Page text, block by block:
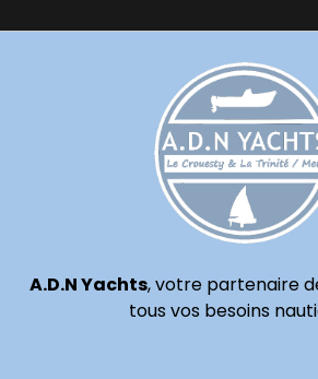
A.D.N Yachts, votre partenaire
tous vos besoins